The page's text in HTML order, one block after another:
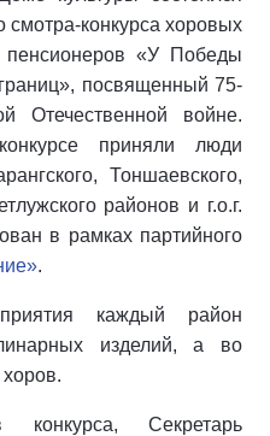
смотра-конкурса хоровых
пенсионеров «У Победы
посвященный 75-
Отечественной войне.
приняли люди
Тоншаевского,
районов и г.о.г.
в рамках партийного
.
каждый район
изделий, а во
конкурса, Секретарь